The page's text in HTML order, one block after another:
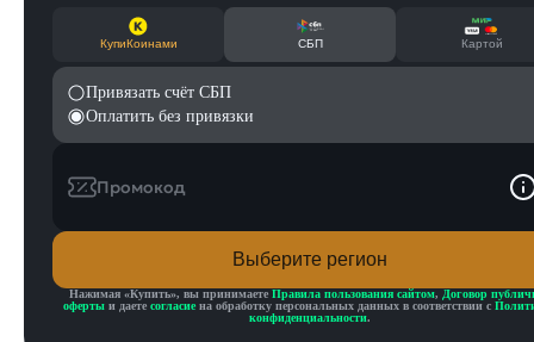
КупиКоинами СБП Картой
Привязать счёт СБП
Оплатить без привязки
Промокод
Выберите регион
Нажимая «Купить», вы принимаете Правила пользования сайтом, Договор
оферты и даете согласие на обработку персональных данных в соответствии с
конфиденциальности.